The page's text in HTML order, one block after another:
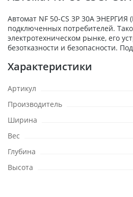
Автомат NF 50-CS 3P 30A
подключенных потребителей.
электротехническом рынке, его
безотказности и безопасности.
Характеристики
Артикул
Производитель
Ширина
Вес
Глубина
Высота